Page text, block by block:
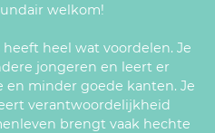
welkom!
heel wat voordelen. Je
jongeren en leert er
en minder goede kanten. Je
verantwoordelijkheid
brengt vaak hechte